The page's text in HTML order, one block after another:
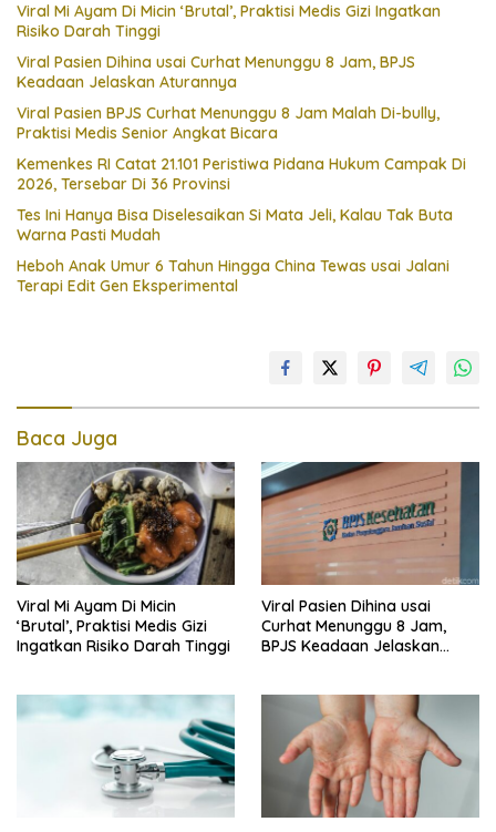
Viral Mi Ayam Di Micin ‘Brutal’, Praktisi Medis Gizi Ingatkan
Risiko Darah Tinggi
Viral Pasien Dihina usai Curhat Menunggu 8 Jam, BPJS
Keadaan Jelaskan Aturannya
Viral Pasien BPJS Curhat Menunggu 8 Jam Malah Di-bully,
Praktisi Medis Senior Angkat Bicara
Kemenkes RI Catat 21.101 Peristiwa Pidana Hukum Campak Di
2026, Tersebar Di 36 Provinsi
Tes Ini Hanya Bisa Diselesaikan Si Mata Jeli, Kalau Tak Buta
Warna Pasti Mudah
Heboh Anak Umur 6 Tahun Hingga China Tewas usai Jalani
Terapi Edit Gen Eksperimental
Baca Juga
Viral Mi Ayam Di Micin
‘Brutal’, Praktisi Medis Gizi
Ingatkan Risiko Darah Tinggi
Viral Pasien Dihina usai
Curhat Menunggu 8 Jam,
BPJS Keadaan Jelaskan